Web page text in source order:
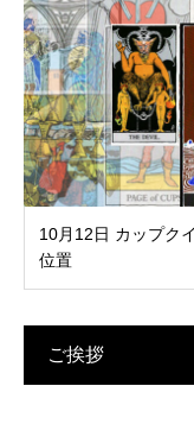
10月12日 カップク
位置
ご挨拶